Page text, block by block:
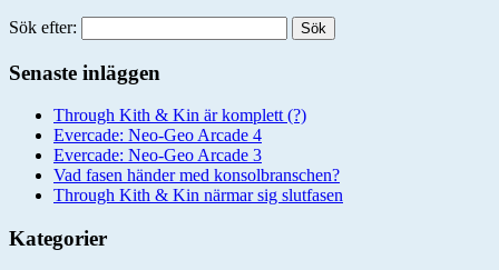
Sök efter:
Senaste inläggen
Through Kith & Kin är komplett (?)
Evercade: Neo-Geo Arcade 4
Evercade: Neo-Geo Arcade 3
Vad fasen händer med konsolbranschen?
Through Kith & Kin närmar sig slutfasen
Kategorier